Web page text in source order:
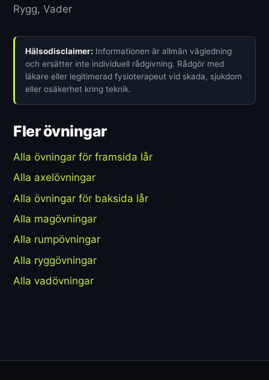
Rygg, Vader
Hälsodisclaimer: Informationen är allmän vägledning
och ersätter inte individuell rådgivning. Rådgör med
läkare eller legitimerad fysioterapeut vid skada, sjukdom
eller osäkerhet kring teknik.
Fler övningar
Alla övningar för framsida lår
Alla axelövningar
Alla övningar för baksida lår
Alla magövningar
Alla rumpövningar
Alla ryggövningar
Alla vadövningar